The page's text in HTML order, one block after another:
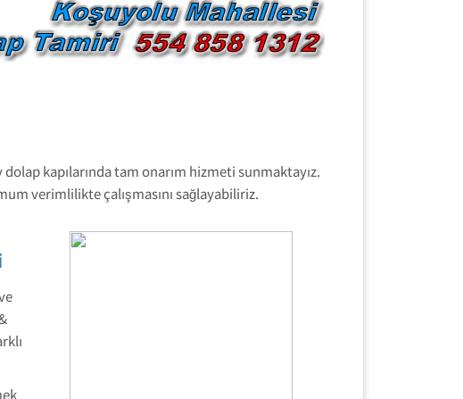
kapılarında tam onarım hizmeti sunmaktayız.
verimlilikte çalışmasını sağlayabiliriz.